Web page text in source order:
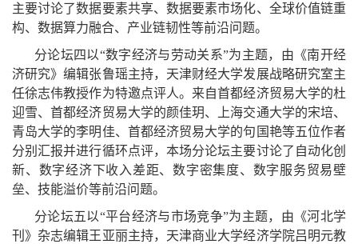
主要讨论了数据要素共享、数据要素市场化、全球价值链重
构、数据算力融合、产业链韧性等前沿问题。
分论坛四以“数字经济与劳动关系”为主题，由《南开经
济研究》编辑张鲁瑶主持，天津财经大学发展战略研究室主
任徐志伟教授作为特邀点评人。来自首都经济贸易大学的杜
迎雪、首都经济贸易大学的颜佳玥、上海交通大学的宋培、
青岛大学的李明佳、首都经济贸易大学的句国艳等五位作者
分别汇报并进行循环点评，本场分论坛主要讨论了自动化创
新、数字经济下收入差距、数字密集度、数字服务贸易壁
垒、技能溢价等前沿问题。
分论坛五以“平台经济与市场竞争”为主题，由《河北学
刊》杂志编辑王亚丽主持，天津商业大学经济学院吕明元教